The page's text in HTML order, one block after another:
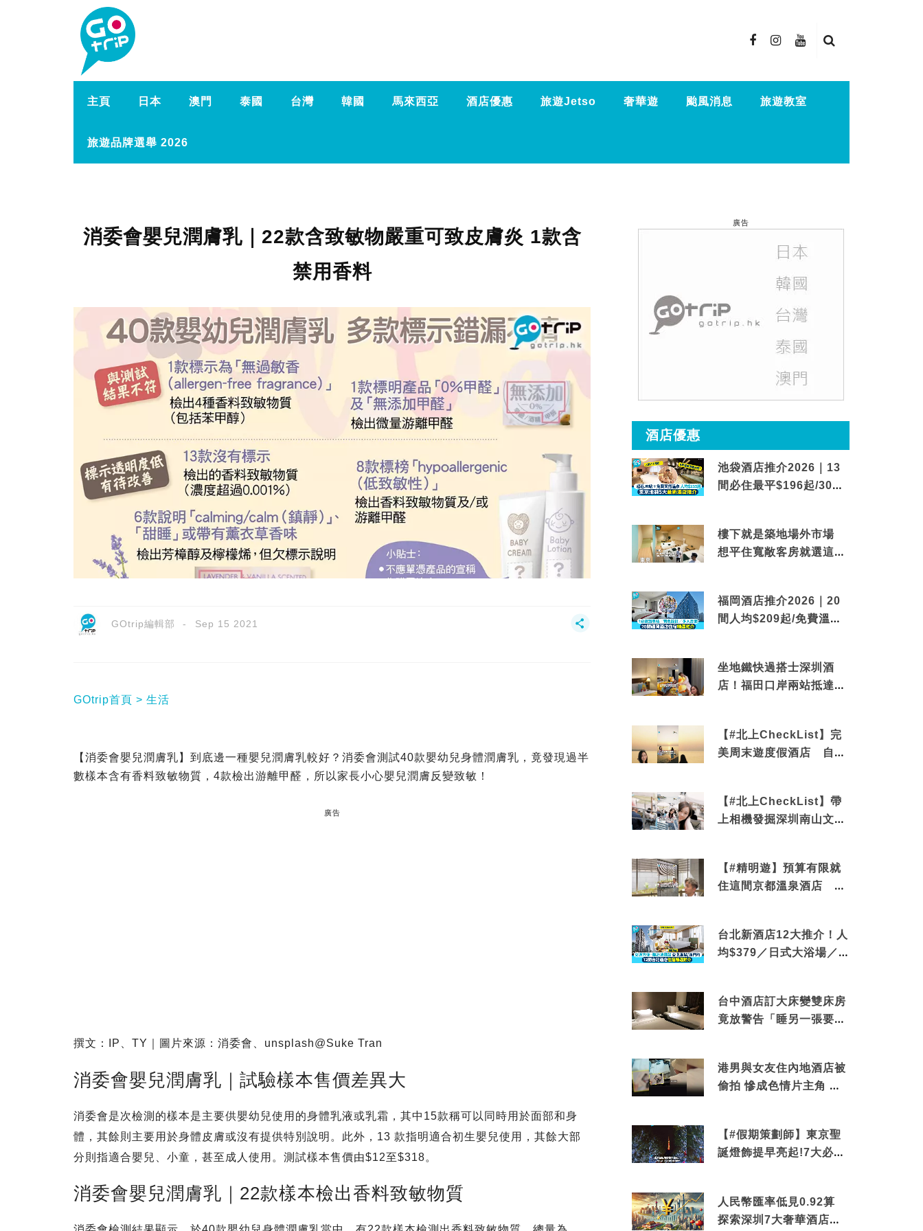
主頁 日本 澳門 泰國 台灣 韓國 馬來西亞 酒店優惠 旅遊Jetso 奢華遊 颱風消息 旅遊教室
旅遊品牌選舉 2026
消委會嬰兒潤膚乳｜22款含致敏物嚴重可致皮膚炎 1款含
禁用香料
GOtrip編輯部 Sep 15 2021
GOtrip首頁 生活
【消委會嬰兒潤膚乳】到底邊一種嬰兒潤膚乳較好？消委會測試40款嬰幼兒身體潤膚乳，竟發現過半
數樣本含有香料致敏物質，4款檢出游離甲醛，所以家長小心嬰兒潤膚反變致敏！
廣告
撰文：IP、TY｜圖片來源：消委會、unsplash@Suke Tran
消委會嬰兒潤膚乳｜試驗樣本售價差異大
消委會是次檢測的樣本是主要供嬰幼兒使用的身體乳液或乳霜，其中15款稱可以同時用於面部和身
體，其餘則主要用於身體皮膚或沒有提供特別說明。此外，13 款指明適合初生嬰兒使用，其餘大部
分則指適合嬰兒、小童，甚至成人使用。測試樣本售價由$12至$318。
消委會嬰兒潤膚乳｜22款樣本檢出香料致敏物質
廣告
酒店優惠
池袋酒店推介2026｜13
間必住最平$196起/30秒
樓下就是築地場外市場
想平住寬敞客房就選這間
福岡酒店推介2026｜20
間人均$209起/免費溫泉/
坐地鐵快過搭士深圳酒
店！福田口岸兩站抵達
【#北上CheckList】完
美周末遊度假酒店 自帶
【#北上CheckList】帶
上相機發掘深圳南山文藝
【#精明遊】預算有限就
住這間京都溫泉酒店 車
台北新酒店12大推介！人
均$379／日式大浴場／1
台中酒店訂大床變雙床房
竟放警告「睡另一張要加
港男與女友住內地酒店被
偷拍 慘成色情片主角 鏡
【#假期策劃師】東京聖
誕燈飾提早亮起!7大必去
人民幣匯率低見0.92算
探索深圳7大奢華酒店體